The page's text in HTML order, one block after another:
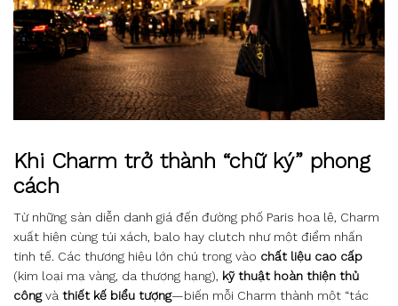
Khi Charm trở thành “chữ ký” phong
cách
Từ những sàn diễn danh giá đến đường phố Paris hoa lệ, Charm
xuất hiện cùng túi xách, balo hay clutch như một điểm nhấn
tinh tế. Các thương hiệu lớn chú trọng vào chất liệu cao cấp
(kim loại mạ vàng, da thượng hạng), kỹ thuật hoàn thiện thủ
côngvà thiết kế biểu tượng—biến mỗi Charm thành một “tác